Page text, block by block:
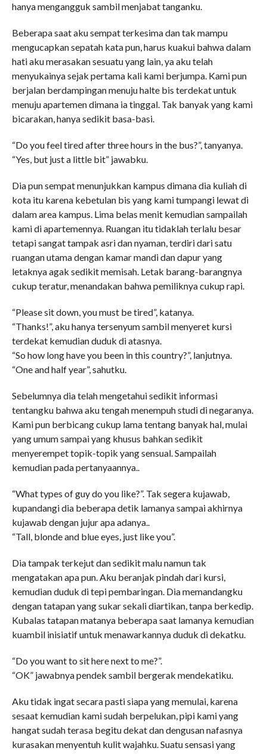
hanya mengangguk sambil menjabat tanganku.
Beberapa saat aku sempat terkesima dan tak mampu
mengucapkan sepatah kata pun, harus kuakui bahwa dalam
hati aku merasakan sesuatu yang lain, ya aku telah
menyukainya sejak pertama kali kami berjumpa. Kami pun
berjalan berdampingan menuju halte bis terdekat untuk
menuju apartemen dimana ia tinggal. Tak banyak yang kami
bicarakan, hanya sedikit basa-basi.
“Do you feel tired after three hours in the bus?”, tanyanya.
“Yes, but just a little bit” jawabku.
Dia pun sempat menunjukkan kampus dimana dia kuliah di
kota itu karena kebetulan bis yang kami tumpangi lewat di
dalam area kampus. Lima belas menit kemudian sampailah
kami di apartemennya. Ruangan itu tidaklah terlalu besar
tetapi sangat tampak asri dan nyaman, terdiri dari satu
ruangan utama dengan kamar mandi dan dapur yang
letaknya agak sedikit memisah. Letak barang-barangnya
cukup teratur, menandakan bahwa pemiliknya cukup rapi.
“Please sit down, you must be tired”, katanya.
“Thanks!”, aku hanya tersenyum sambil menyeret kursi
terdekat kemudian duduk di atasnya.
“So how long have you been in this country?”, lanjutnya.
“One and half year”, sahutku.
Sebelumnya dia telah mengetahui sedikit informasi
tentangku bahwa aku tengah menempuh studi di negaranya.
Kami pun berbicang cukup lama tentang banyak hal, mulai
yang umum sampai yang khusus bahkan sedikit
menyerempet topik-topik yang sensual. Sampailah
kemudian pada pertanyaannya..
“What types of guy do you like?”. Tak segera kujawab,
kupandangi dia beberapa detik lamanya sampai akhirnya
kujawab dengan jujur apa adanya..
“Tall, blonde and blue eyes, just like you”.
Dia tampak terkejut dan sedikit malu namun tak
mengatakan apa pun. Aku beranjak pindah dari kursi,
kemudian duduk di tepi pembaringan. Dia memandangku
dengan tatapan yang sukar sekali diartikan, tanpa berkedip.
Kubalas tatapan matanya beberapa saat lamanya kemudian
kuambil inisiatif untuk menawarkannya duduk di dekatku.
“Do you want to sit here next to me?”.
“OK” jawabnya pendek sambil bergerak mendekatiku.
Aku tidak ingat secara pasti siapa yang memulai, karena
sesaat kemudian kami sudah berpelukan, pipi kami yang
hangat sudah terasa begitu dekat dan dengusan nafasnya
kurasakan menyentuh kulit wajahku. Suatu sensasi yang